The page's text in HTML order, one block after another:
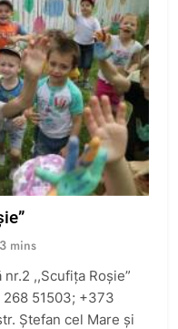
3 mins
,,Scufița Roșie”
51503; +373
Ștefan cel Mare și